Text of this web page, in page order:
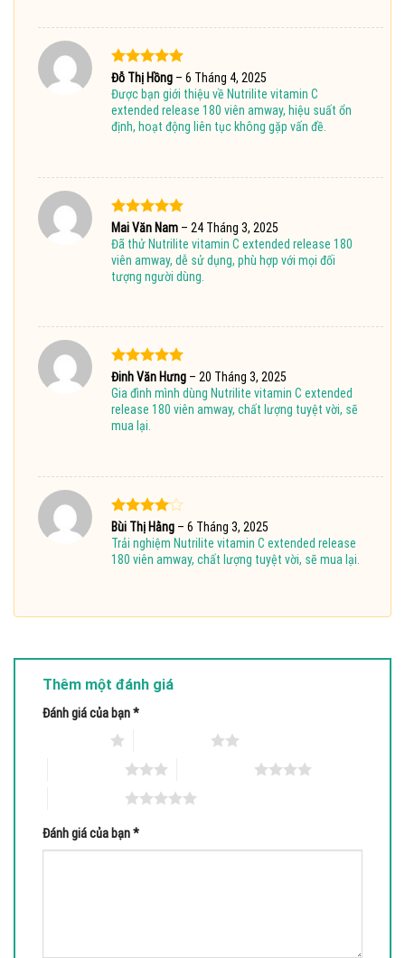
Được xếp
hạng55
sao
Đỗ Thị Hồng – 6 Tháng 4, 2025
Được bạn giới thiệu về Nutrilite vitamin C
extended release 180 viên amway, hiệu suất ổn
định, hoạt động liên tục không gặp vấn đề.
Được xếp
hạng55
sao
Mai Văn Nam – 24 Tháng 3, 2025
Đã thử Nutrilite vitamin C extended release 180
viên amway, dễ sử dụng, phù hợp với mọi đối
tượng người dùng.
Được xếp
hạng5 5
sao
Đinh Văn Hưng – 20 Tháng 3, 2025
Gia đình mình dùng Nutrilite vitamin C extended
release 180 viên amway, chất lượng tuyệt vời, sẽ
mua lại.
Được
xếp hạng
45 sao
Bùi Thị Hằng – 6 Tháng 3, 2025
Trải nghiệm Nutrilite vitamin C extended release
180 viên amway, chất lượng tuyệt vời, sẽ mua lại.
Thêm một đánh giá
Đánh giá của bạn*
Đánh giá của bạn*